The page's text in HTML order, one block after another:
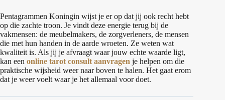
Pentagrammen Koningin wijst je er op dat jij ook recht hebt
op die zachte troon. Je vindt deze energie terug bij de
vakmensen: de meubelmakers, de zorgverleners, de mensen
die met hun handen in de aarde wroeten. Ze weten wat
kwaliteit is. Als jij je afvraagt waar jouw echte waarde ligt,
kan een online tarot consult aanvragen je helpen om die
praktische wijsheid weer naar boven te halen. Het gaat erom
dat je weer voelt waar je het allemaal voor doet.